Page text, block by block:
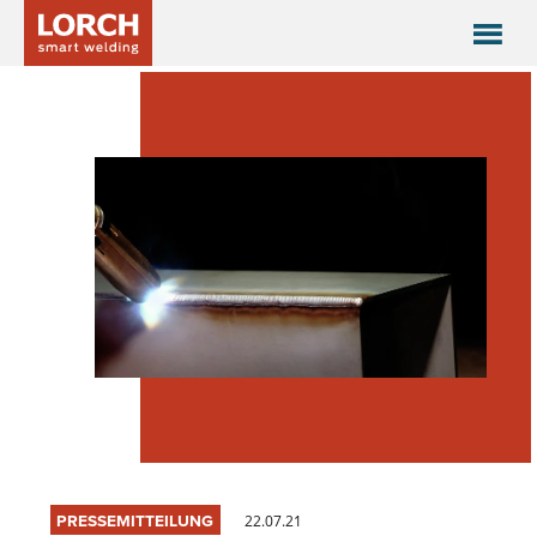
PRESSEMITTEILUNG 22.07.21